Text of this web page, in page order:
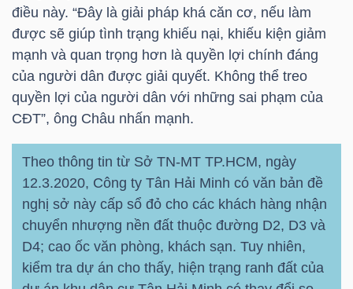
điều này. “Đây là giải pháp khá căn cơ, nếu làm
được sẽ giúp tình trạng khiếu nại, khiếu kiện giảm
mạnh và quan trọng hơn là quyền lợi chính đáng
của người dân được giải quyết. Không thể treo
quyền lợi của người dân với những sai phạm của
CĐT”, ông Châu nhấn mạnh.
Theo thông tin từ Sở TN-MT TP.HCM, ngày
12.3.2020, Công ty Tân Hải Minh có văn bản đề
nghị sở này cấp sổ đỏ cho các khách hàng nhận
chuyển nhượng nền đất thuộc đường D2, D3 và
D4; cao ốc văn phòng, khách sạn. Tuy nhiên,
kiểm tra dự án cho thấy, hiện trạng ranh đất của
TIN
DỊCH
VỤ
TRUYỀN
THÔNG
TIỆN